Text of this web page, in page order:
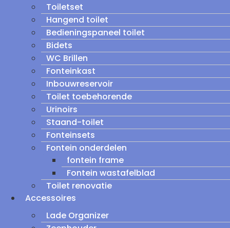
Toiletset
Hangend toilet
Bedieningspaneel toilet
Bidets
WC Brillen
Fonteinkast
Inbouwreservoir
Toilet toebehorende
Urinoirs
Staand-toilet
Fonteinsets
Fontein onderdelen
fontein frame
Fontein wastafelblad
Toilet renovatie
Accessoires
Lade Organizer